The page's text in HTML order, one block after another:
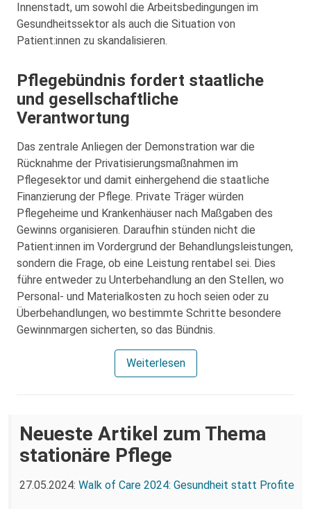
Innenstadt, um sowohl die Arbeitsbedingungen im
Gesundheitssektor als auch die Situation von
Patient:innen zu skandalisieren.
Pflegebündnis fordert staatliche
und gesellschaftliche
Verantwortung
Das zentrale Anliegen der Demonstration war die
Rücknahme der Privatisierungsmaßnahmen im
Pflegesektor und damit einhergehend die staatliche
Finanzierung der Pflege. Private Träger würden
Pflegeheime und Krankenhäuser nach Maßgaben des
Gewinns organisieren. Daraufhin stünden nicht die
Patient:innen im Vordergrund der Behandlungsleistungen,
sondern die Frage, ob eine Leistung rentabel sei. Dies
führe entweder zu Unterbehandlung an den Stellen, wo
Personal- und Materialkosten zu hoch seien oder zu
Überbehandlungen, wo bestimmte Schritte besondere
Gewinnmargen sicherten, so das Bündnis.
Weiterlesen
Neueste Artikel zum Thema
stationäre Pflege
27.05.2024: Walk of Care 2024: Gesundheit statt Profite